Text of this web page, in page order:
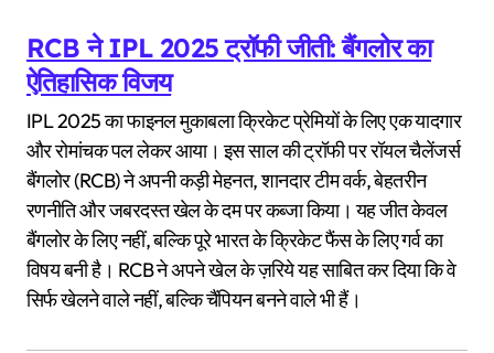
RCB ने IPL 2025 ट्रॉफी जीती: बैंगलोर का
ऐतिहासिक विजय
IPL 2025 का फाइनल मुकाबला क्रिकेट प्रेमियों के लिए एक यादगार
और रोमांचक पल लेकर आया। इस साल की ट्रॉफी पर रॉयल चैलेंजर्स
बैंगलोर (RCB) ने अपनी कड़ी मेहनत, शानदार टीम वर्क, बेहतरीन
रणनीति और जबरदस्त खेल के दम पर कब्जा किया। यह जीत केवल
बैंगलोर के लिए नहीं, बल्कि पूरे भारत के क्रिकेट फैंस के लिए गर्व का
विषय बनी है। RCB ने अपने खेल के ज़रिये यह साबित कर दिया कि वे
सिर्फ खेलने वाले नहीं, बल्कि चैंपियन बनने वाले भी हैं।